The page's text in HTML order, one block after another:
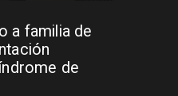
a familia de
de